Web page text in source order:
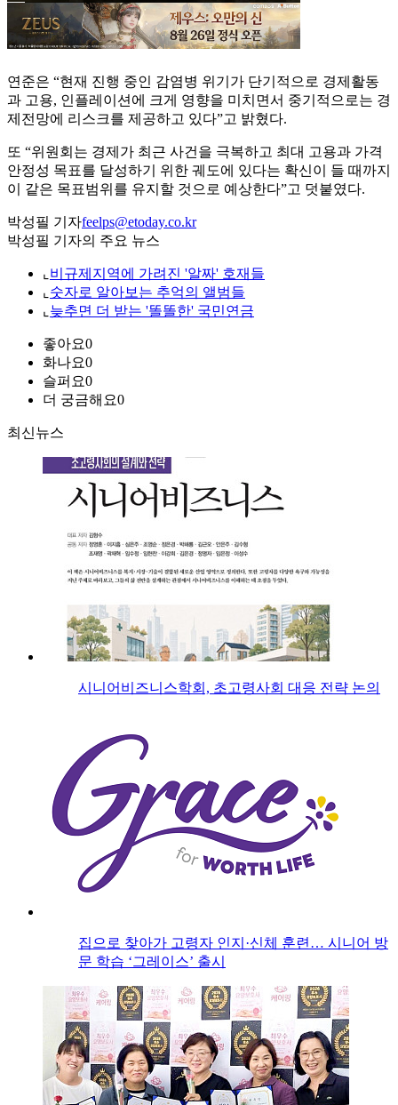
연준은 “현재 진행 중인 감염병 위기가 단기적으로 경제활동
과 고용, 인플레이션에 크게 영향을 미치면서 중기적으로는 경
제전망에 리스크를 제공하고 있다”고 밝혔다.
또 “위원회는 경제가 최근 사건을 극복하고 최대 고용과 가격
안정성 목표를 달성하기 위한 궤도에 있다는 확신이 들 때까지
이 같은 목표범위를 유지할 것으로 예상한다”고 덧붙였다.
박성필 기자feelps@etoday.co.kr
박성필 기자의 주요 뉴스
⌞ 비규제지역에 가려진 '알짜' 호재들
⌞ 숫자로 알아보는 추억의 앨범들
⌞ 늦추면 더 받는 '똘똘한' 국민연금
좋아요0
화나요0
슬퍼요0
더 궁금해요0
최신뉴스
시니어비즈니스학회, 초고령사회 대응 전략 논의
집으로 찾아가 고령자 인지·신체 훈련… 시니어 방
문 학습 ‘그레이스’ 출시